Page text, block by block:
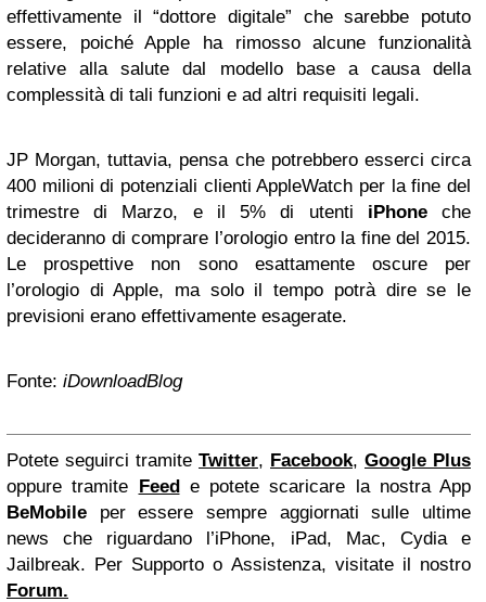
effettivamente il “dottore digitale” che sarebbe potuto
essere, poiché Apple ha rimosso alcune funzionalità
relative alla salute dal modello base a causa della
complessità di tali funzioni e ad altri requisiti legali.
JP Morgan, tuttavia, pensa che potrebbero esserci circa
400 milioni di potenziali clienti AppleWatch per la fine del
trimestre di Marzo, e il 5% di utenti iPhoneche
decideranno di comprare l’orologio entro la fine del 2015.
Le prospettive non sono esattamente oscure per
l’orologio di Apple, ma solo il tempo potrà dire se le
previsioni erano effettivamente esagerate.
Fonte: iDownloadBlog
Potete seguirci tramite Twitter, Facebook, Google Plus
oppure tramite Feed e potete scaricare la nostra App
BeMobile per essere sempre aggiornati sulle ultime
news che riguardano l’iPhone, iPad, Mac, Cydia e
Jailbreak. Per Supporto o Assistenza, visitate il nostro
Forum.